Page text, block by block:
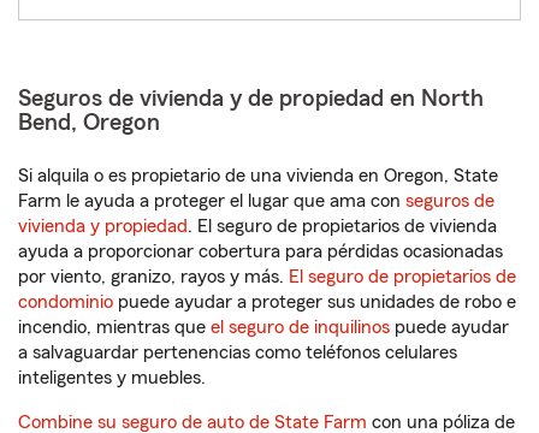
Seguros de vivienda y de propiedad en North
Bend, Oregon
Si alquila o es propietario de una vivienda en Oregon, State
Farm le ayuda a proteger el lugar que ama con seguros de
vivienda y propiedad. El seguro de propietarios de vivienda
ayuda a proporcionar cobertura para pérdidas ocasionadas
por viento, granizo, rayos y más. El seguro de propietarios de
condominio puede ayudar a proteger sus unidades de robo e
incendio, mientras que el seguro de inquilinos puede ayudar
a salvaguardar pertenencias como teléfonos celulares
inteligentes y muebles.
Combine su seguro de auto de State Farm con una póliza de